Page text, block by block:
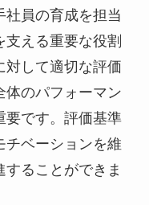
社員の育成を担当
える重要な役割
対して適切な評価
体のパフォーマン
要です。評価基準
チベーションを維
ることができま